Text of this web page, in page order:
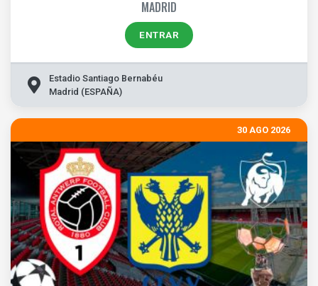
MADRID
ENTRAR
Estadio Santiago Bernabéu
Madrid (ESPAÑA)
30 AGO 2026